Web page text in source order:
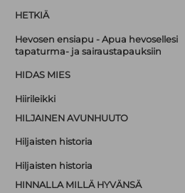
HETKIÄ
Hevosen ensiapu - Apua hevosellesi
tapaturma- ja sairaustapauksiin
HIDAS MIES
Hiirileikki
HILJAINEN AVUNHUUTO
Hiljaisten historia
Hiljaisten historia
HINNALLA MILLÄ HYVÄNSÄ